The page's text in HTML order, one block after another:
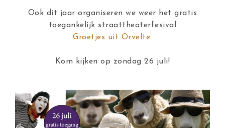
Ook dit jaar organiseren we weer het gratis
toegankelijk straattheaterfesival
Groetjes uit Orvelte.
Kom kijken op zondag 26 juli!